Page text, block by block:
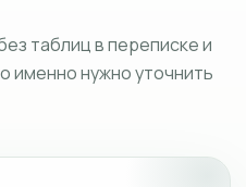
таблиц в переписке и
именно нужно уточнить